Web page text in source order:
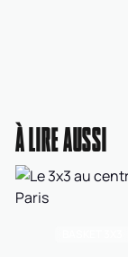
À LIRE AUSSI